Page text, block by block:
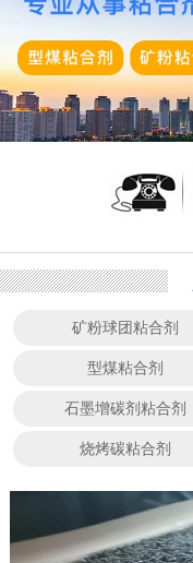
矿粉球团粘合剂
型煤粘合剂
石墨增碳剂粘合剂
烧烤碳粘合剂